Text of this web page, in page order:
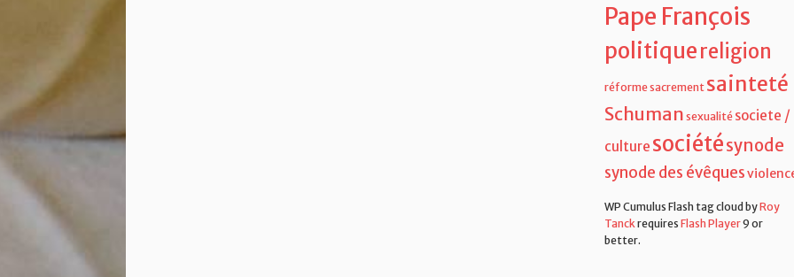
Pape François
politiquereligion
réformesacrement sainteté
Schuman sexualité societe /
culture sociétésynode
synode des évêques
WP Cumulus Flash tag cloud byRoy
Tanck requires Flash Player9 or
better.